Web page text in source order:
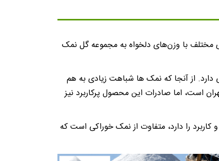
مختلف با وزن‌های دلخواه به مجموعه گل نمک
از آنجا که نمک ها شباهت زیادی به هم
است، اما صادرات این محصول پرکاربرد نیز
را دارد، متفاوت از نمک خوراکی است که